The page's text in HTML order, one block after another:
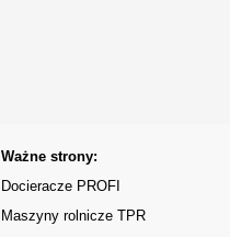
Ważne strony:
Docieracze PROFI
Maszyny rolnicze TPR